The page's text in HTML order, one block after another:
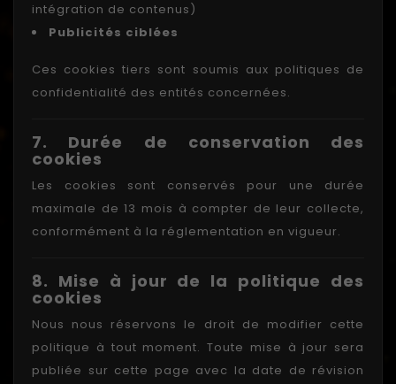
intégration de contenus)
Publicités ciblées
Ces cookies tiers sont soumis aux politiques de
confidentialité des entités concernées.
7. Durée de conservation des
cookies
Les cookies sont conservés pour une durée
maximale de 13 mois à compter de leur collecte,
conformément à la réglementation en vigueur.
8. Mise à jour de la politique des
cookies
Nous nous réservons le droit de modifier cette
politique à tout moment. Toute mise à jour sera
publiée sur cette page avec la date de révision